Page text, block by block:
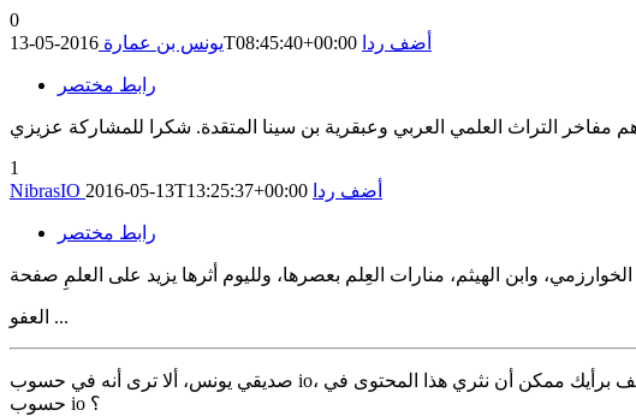
0
يونس بن عمارة2016-05-13T08:45:40+00:00 أضف ردا
رابط مختصر
1
NibrasIO 2016-05-13T13:25:37+00:00 أضف ردا
رابط مختصر
العفو ...
صديقي يونس، ألا ترى أنه في حسوب io، المنشورات العلمية شبه معدومة، حتى حين جئت أنشر بمجتمع لم أجد ألا المنهج العلمي وعدد متابعيه لا يصل الـ 100، فكيف برأيك ممكن أن نثري هذا المحتوى في
حسوب io ؟